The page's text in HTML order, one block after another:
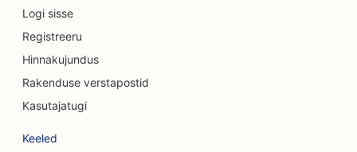
SEO krediidiühistutele
SEO valuutavahetusteenuste jaoks
SEO koogipoodidele
SEO tantsustuudiote jaoks
Logi sisse
Registreeru
Hinnakujundus
Rakenduse verstapostid
Kasutajatugi
Keeled